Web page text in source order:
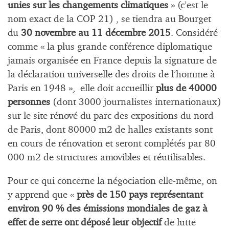
unies sur les changements climatiques » (c’est le
nom exact de la COP 21) , se tiendra au Bourget
du 30 novembre au 11 décembre 2015. Considéré
comme « la plus grande conférence diplomatique
jamais organisée en France depuis la signature de
la déclaration universelle des droits de l’homme à
Paris en 1948 », elle doit accueillir plus de 40000
personnes (dont 3000 journalistes internationaux)
sur le site rénové du parc des expositions du nord
de Paris, dont 80000 m2 de halles existants sont
en cours de rénovation et seront complétés par 80
000 m2 de structures amovibles et réutilisables.
Pour ce qui concerne la négociation elle-même, on
y apprend que « près de 150 pays représentant
environ 90 % des émissions mondiales de gaz à
effet de serre ont déposé leur objectifde lutte